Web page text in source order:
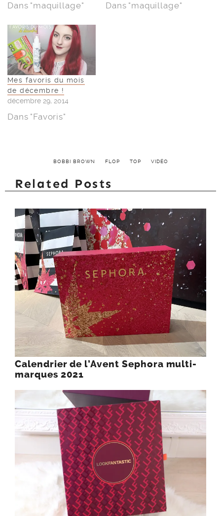
Dans "maquillage" Dans "maquillage"
Mes favoris du mois
de décembre !
décembre 29, 2014
Dans "Favoris"
BOBBI BROWN FLOP TOP VIDÉO
Related Posts
Calendrier de l’Avent Sephora multi-
marques 2021